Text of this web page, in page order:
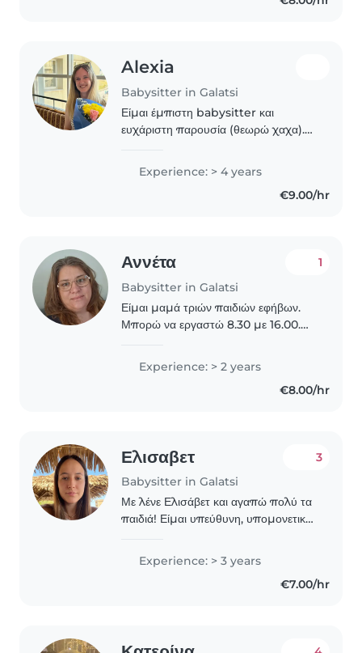
Alexia
Babysitter in Galatsi
Είμαι έμπιστη babysitter και
ευχάριστη παρουσία (θεωρώ χαχα).
δημιουργικές δραστηριότητες (και στα
αγγλικά).
Experience: > 4 years
€9.00/hr
Αννέτα
Babysitter in Galatsi
1
Είμαι μαμά τριών παιδιών εφήβων.
Μπορώ να εργαστώ 8.30 με 16.00.
υπομονη για αυτά.
Experience: > 2 years
€8.00/hr
Ελισαβετ
Babysitter in Galatsi
3
Με λένε Ελισάβετ και αγαπώ πολύ τα
παιδιά! Είμαι υπεύθυνη, υπομονετική
προσφέρω φροντίδα, ασφάλεια αλλά
και όμορφες στιγμές παιχνιδιού. Μου
Experience: > 3 years
€7.00/hr